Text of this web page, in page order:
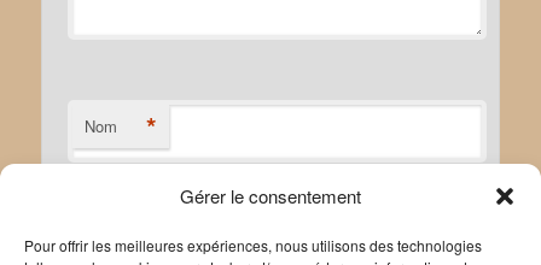
Gérer le consentement
Pour offrir les meilleures expériences, nous utilisons des technologies
Nom *
E-mail *